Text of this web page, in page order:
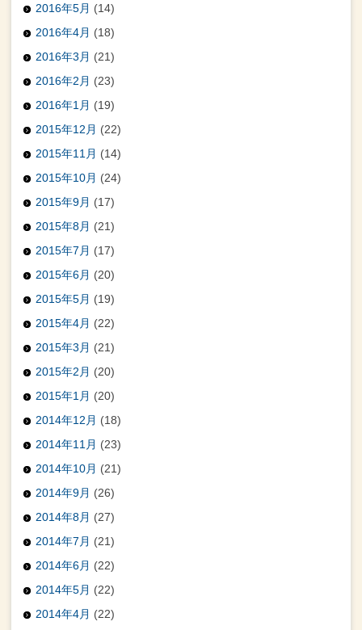
2016年5月 (14)
2016年4月 (18)
2016年3月 (21)
2016年2月 (23)
2016年1月 (19)
2015年12月 (22)
2015年11月 (14)
2015年10月 (24)
2015年9月 (17)
2015年8月 (21)
2015年7月 (17)
2015年6月 (20)
2015年5月 (19)
2015年4月 (22)
2015年3月 (21)
2015年2月 (20)
2015年1月 (20)
2014年12月 (18)
2014年11月 (23)
2014年10月 (21)
2014年9月 (26)
2014年8月 (27)
2014年7月 (21)
2014年6月 (22)
2014年5月 (22)
2014年4月 (22)